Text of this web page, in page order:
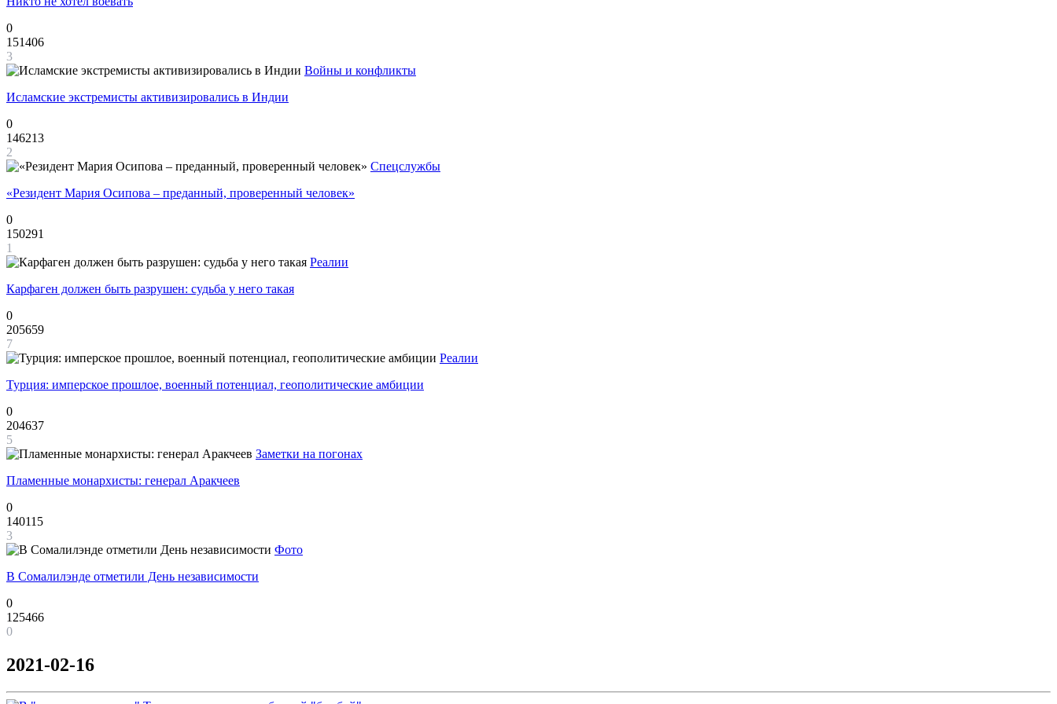
0
151406
3
Войны и конфликты
Исламские экстремисты активизировались в Индии
0
146213
2
Спецслужбы
«Резидент Мария Осипова – преданный, проверенный человек»
0
150291
1
Реалии
Карфаген должен быть разрушен: судьба у него такая
0
205659
7
Реалии
Турция: имперское прошлое, военный потенциал, геополитические амбиции
0
204637
5
Заметки на погонах
Пламенные монархисты: генерал Аракчеев
0
140115
3
Фото
В Сомалилэнде отметили День независимости
0
125466
0
2021-02-16